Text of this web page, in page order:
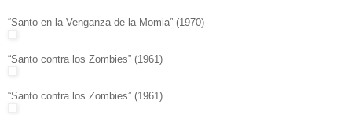
“Santo en la Venganza de la Momia” (1970)
“Santo contra los Zombies” (1961)
“Santo contra los Zombies” (1961)